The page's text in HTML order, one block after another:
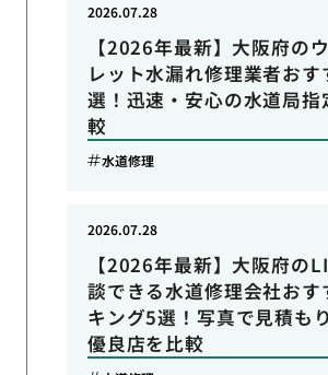
【2026年最新】大阪府の
レット水漏れ修理業者おす
選！迅速・安心の水道局指
較
2026.07.28
水道修理
【2026年最新】大阪府の
談できる水道修理会社おす
キング5選！写真で見積も
優良店を比較
2026.07.28